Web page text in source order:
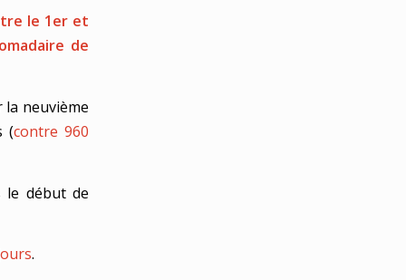
le 1er et
de
neuvième
(contre 960
le début de
.